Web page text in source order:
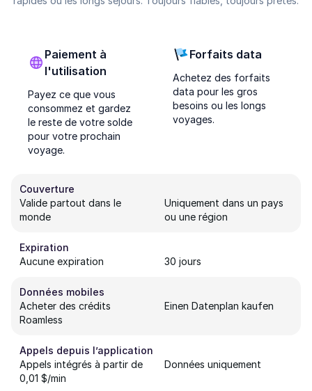
Paiement à
l'utilisation
Payez ce que vous
consommez et gardez
le reste de votre solde
pour votre prochain
voyage.
Forfaits data
Achetez des forfaits
data pour les gros
besoins ou les longs
voyages.
Couverture
Valide partout dans le
monde
Uniquement dans un pays
ou une région
Expiration
Aucune expiration
30 jours
Données mobiles
Acheter des crédits
Roamless
Einen Datenplan kaufen
Appels depuis l’application
Appels intégrés à partir de
0,01 $/min
Données uniquement